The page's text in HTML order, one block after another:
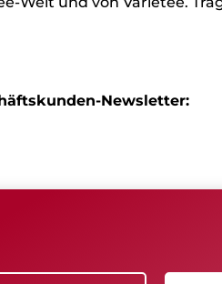
Newsletter: